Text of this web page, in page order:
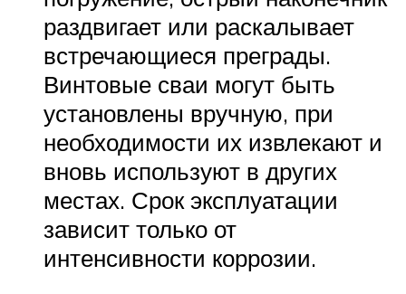
раздвигает или раскалывает
встречающиеся преграды.
Винтовые сваи могут быть
установлены вручную, при
необходимости их извлекают и
вновь используют в других
местах. Срок эксплуатации
зависит только от
интенсивности коррозии.